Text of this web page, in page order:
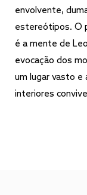
envolvente,
estereótipos. O
é a mente de
evocação dos
um lugar vasto e
interiores